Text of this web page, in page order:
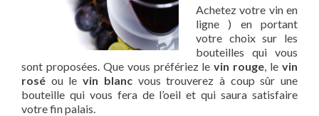
Achetez votre vin en
ligne ) en portant
votre choix sur les
bouteilles qui vous
sont proposées. Que vous préfériez levin rouge, levin
rosé ou levin blancvous trouverez à coup sûr une
bouteille qui vous fera de l’oeil et qui saura satisfaire
votre fin palais.